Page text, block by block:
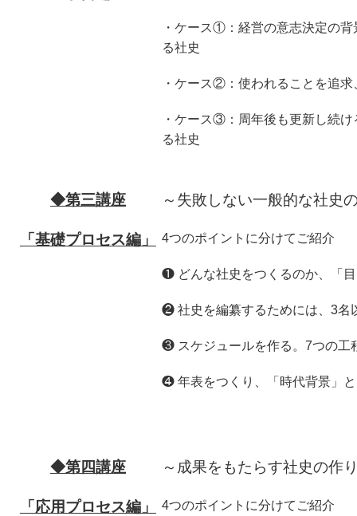
・ケース①：経営の意志決定の
る社史
・ケース②：使われることを追
・ケース③：周年後も更新し続
る社史
◆第三講座
「基礎プロセス編」
～失敗しない一般的な社史
4つのポイントに分けてご紹介
❶ どんな社史をつくるのか、「
❷ 社史を編纂するためには、3名
❸ スケジュールを作る。7つの工
❹ 年表をつくり、「時代背景」
◆第四講座
「応用プロセス編」
～成果をもたらす社史の作
4つのポイントに分けてご紹介